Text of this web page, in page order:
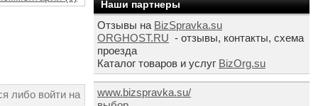
либо войти на
Наши партнеры
Отзывы на BizSpravka.su
ORGHOST.RU - отзывы, контакты, схема
проезда
Каталог товаров и услуг BizOrg.su
www.bizspravka.su/